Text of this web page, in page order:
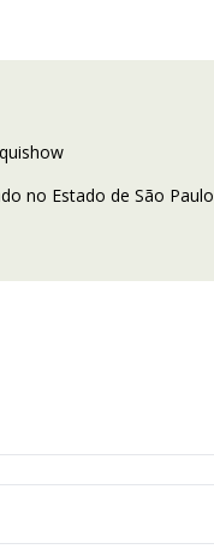
no Estado de São Paulo